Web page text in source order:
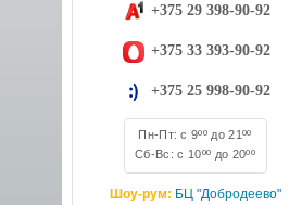
+375 29 398-90-92
+375 33 393-90-92
+375 25 998-90-92
Пн-Пт: с 9ºº до 21ºº
Сб-Вс: с 10ºº до 20ºº
Шоу-рум: БЦ "Добродеево"